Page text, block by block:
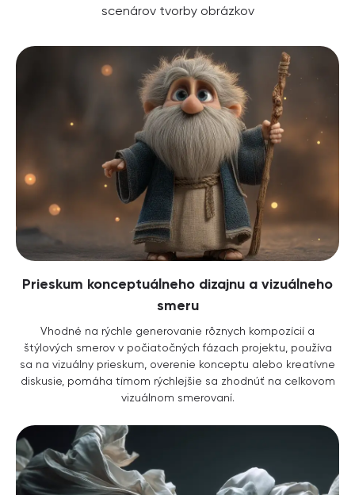
scenárov tvorby obrázkov
Prieskum konceptuálneho dizajnu a vizuálneho
smeru
Vhodné na rýchle generovanie rôznych kompozícií a
štýlových smerov v počiatočných fázach projektu, používa
sa na vizuálny prieskum, overenie konceptu alebo kreatívne
diskusie, pomáha tímom rýchlejšie sa zhodnúť na celkovom
vizuálnom smerovaní.